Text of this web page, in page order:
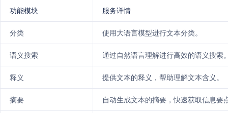
功能模块 服务详情
分类 使用大语言模型进行文本分类。
语义搜索 通过自然语言理解进行高效的语义搜索
释义 提供文本的释义，帮助理解文本含义。
摘要 自动生成文本的摘要，快速获取信息要